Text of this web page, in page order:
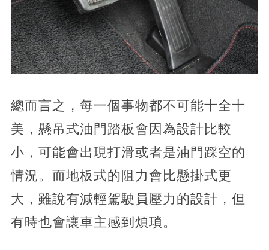
總而言之，每一個事物都不可能十全十
美，懸吊式油門踏板會因為設計比較
小，可能會出現打滑或者是油門踩空的
情況。而地板式的阻力會比懸掛式更
大，雖說有減輕駕駛員壓力的設計，但
有時也會讓車主感到煩瑣。